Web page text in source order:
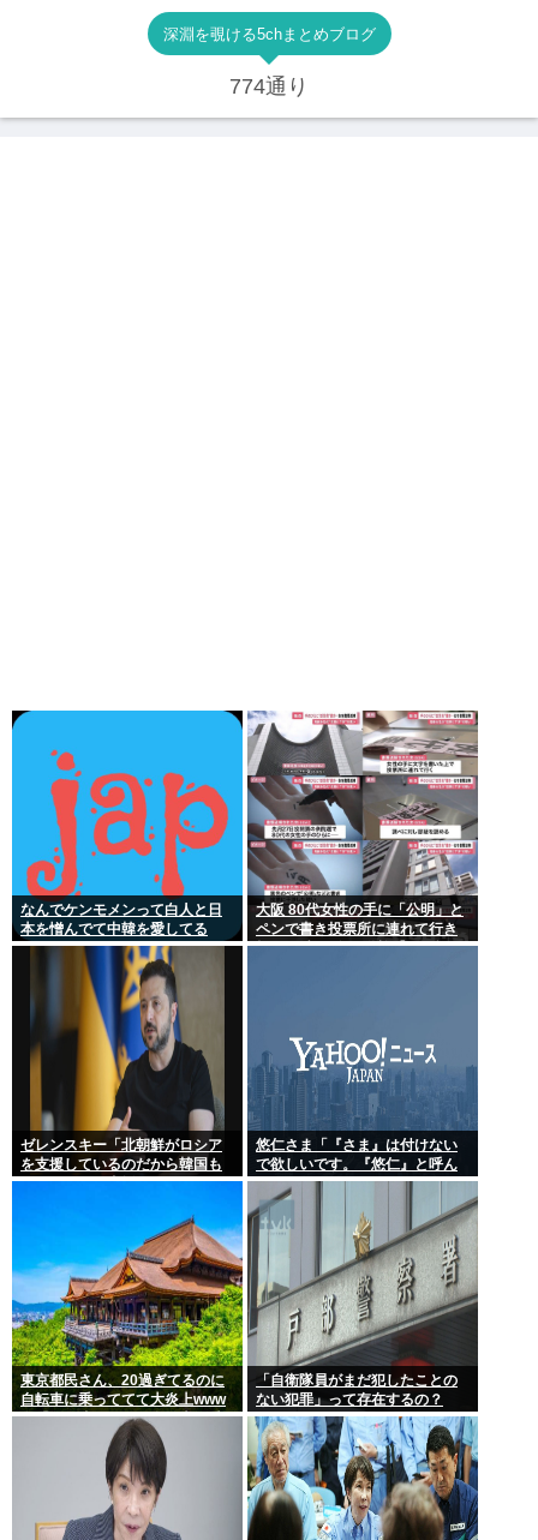
深淵を覗ける5chまとめブログ
774通り
なんでケンモメンって白人と日
本を憎んでて中韓を愛してる
の？
大阪 80代女性の手に「公明」と
ペンで書き投票所に連れて行き
投票干渉 60女を送検【いさ酒
ゼレンスキー「北朝鮮がロシア
を支援しているのだから韓国も
ウクライナを支援しろ」
悠仁さま「『さま』は付けない
で欲しいです。『悠仁』と呼ん
でください」
東京都民さん、20過ぎてるのに
自転車に乗っててて大炎上www
女「いい歳した男で自転車に乗
るのは知的障がい者だけだよ？
「自衛隊員がまだ犯したことの
ない犯罪」って存在するの？